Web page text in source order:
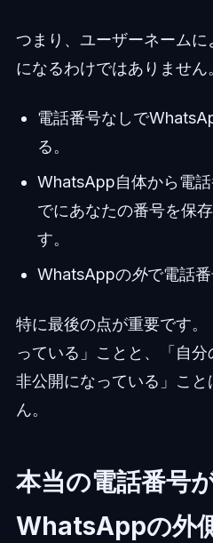
つまり、ユーザーネーム
になるわけではありません
電話番号なしで
る。
WhatsApp自体から電
でにあなたの番号を保
す。
WhatsAppの外で電話番
特に最後の点が重要です
っている」ことと、「自
非公開になっている」こ
ん。
本当の電話番号
WhatsAppの外